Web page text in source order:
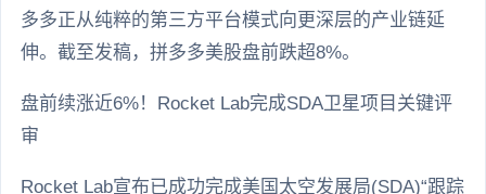
多多正从纯粹的第三方平台模式向更深层的产业链延
伸。截至发稿，拼多多美股盘前跌超8%。
盘前续涨近6%！Rocket Lab完成SDA卫星项目关键评
审
Rocket Lab宣布已成功完成美国太空发展局(SDA)“跟踪